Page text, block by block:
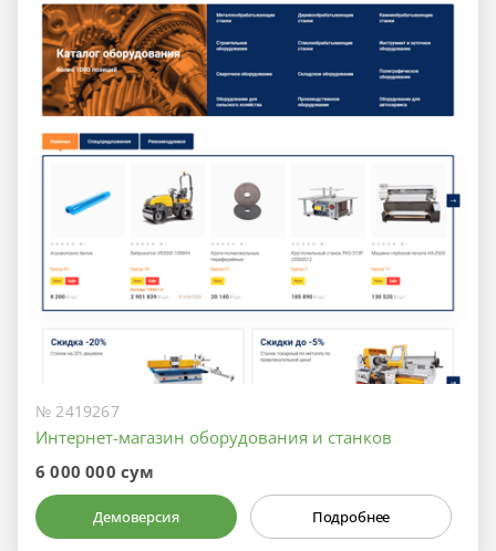
№ 2419267
Интернет-магазин оборудования и станков
6 000 000 сум
Демоверсия Подробнее